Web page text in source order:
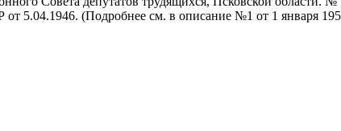
5.04.1946. (Подробнее см. в описание №1 от 1 января